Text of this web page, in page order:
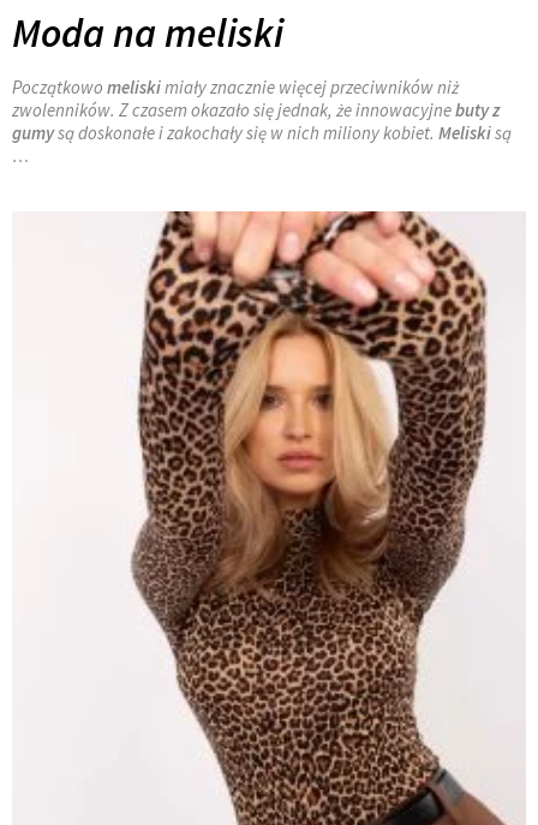
Moda na meliski
Początkowo meliskimiały znacznie więcej przeciwników niż
zwolenników. Z czasem okazało się jednak, że innowacyjnebuty z
gumysą doskonałe i zakochały się w nich miliony kobiet. Meliskisą
…